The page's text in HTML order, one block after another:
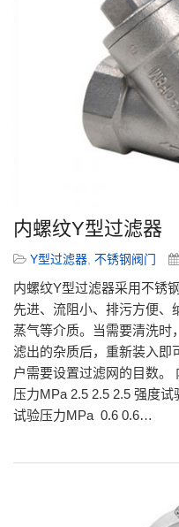
内螺纹Y型过滤器
Y型过滤器 不锈钢阀门
内螺纹Y型过滤器采用不锈
先进、流阻小、排污方便、
蒸气等介质。当需要清洗时
滤出的杂质后，重新装入即
户需要设置过滤网的目数。
压力MPa 2.5 2.5 2.5 强度
试验压力MPa 0.6 0.6…